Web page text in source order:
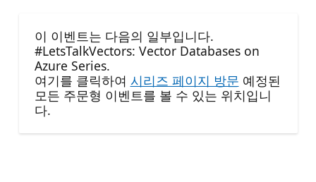
이 이벤트는 다음의 일부입니다.
#LetsTalkVectors: Vector Databases on
Azure Series.
여기를 클릭하여 시리즈 페이지 방문 예정된
모든 주문형 이벤트를 볼 수 있는 위치입니
다.